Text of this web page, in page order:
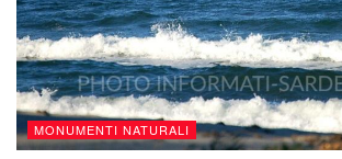
MONUMENTI NATURALI